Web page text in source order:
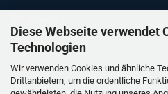
Diese Webseite verwendet
Technologien
Wir verwenden Cookies und ähnliche
Drittanbietern, um die ordentliche
Gartenbänke
Pfeiler